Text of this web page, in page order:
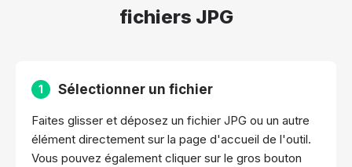
fichiers JPG
1 Sélectionner un fichier
Faites glisser et déposez un fichier JPG ou un autre
élément directement sur la page d'accueil de l'outil.
Vous pouvez également cliquer sur le gros bouton